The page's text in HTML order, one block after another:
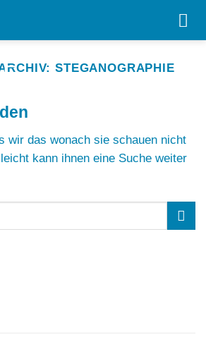
STEGANOGRAPHIE
wir das wonach sie schauen nicht
kann ihnen eine Suche weiter